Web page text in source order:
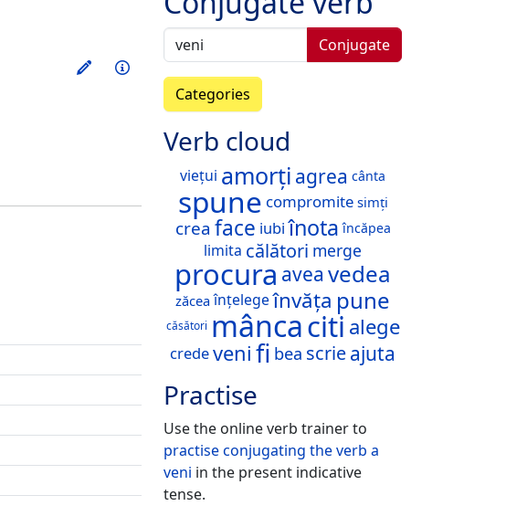
Train this verb
Info
Conjugate
Categories
Verb cloud
viețui amorți agrea cânta
spune compromite simți
crea face iubiînota încăpea
limita călători merge
procura avea vedea
zăcea înțelegeînvăța pune
căsători mâncaciti alege
credeveni fi bea scrieajuta
Practise
Use the online verb trainer to
practise conjugating the verb a
veni in the present indicative
tense.